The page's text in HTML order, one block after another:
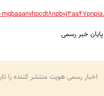
خبر رسمی
اخبار رسمی هویت منتشر کننده